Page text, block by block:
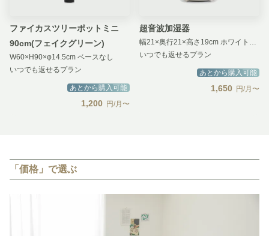
ファイカスツリーポットミニ
90cm(フェイクグリーン)
W60×H90×φ14.5cm ベースなし
いつでも返せるプラン
あとから購入可能
1,200 円/月〜
超音波加湿器
いつでも返せるプラン
あとから購入可能
1,650 円/月〜
「価格」で選ぶ